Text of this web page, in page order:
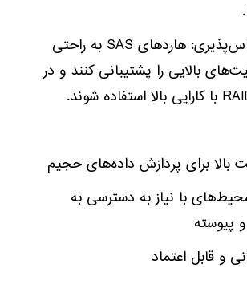
ظرفیت و مقیاس‌پذیری: هاردهای SAS به راحتی
بالایی را پشتیبانی کنند و در
بالا برای پردازش داده‌های حجیم
با نیاز به دسترسی به
پیوسته
و قابل اعتماد